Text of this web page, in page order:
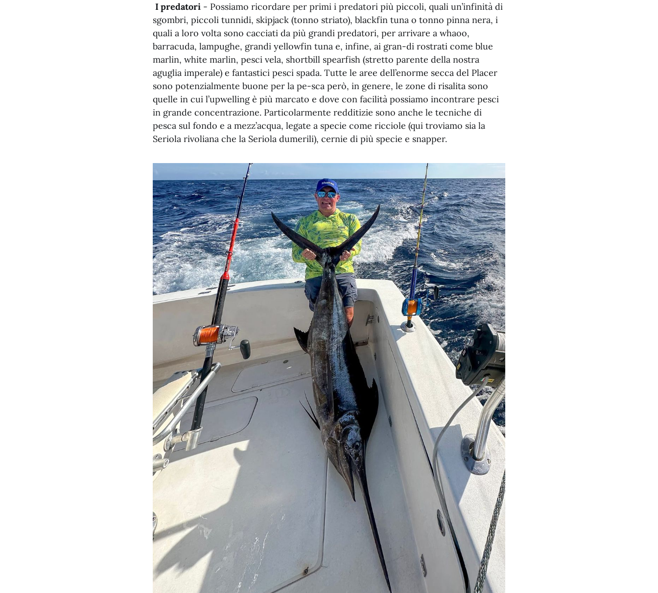
I predatori - Possiamo ricordare per primi i predatori più piccoli, quali un’infinità di
sgombri, piccoli tunnidi, skipjack (tonno striato), blackfin tuna o tonno pinna nera, i
quali a loro volta sono cacciati da più grandi predatori, per arrivare a whaoo,
barracuda, lampughe, grandi yellowfin tuna e, infine, ai gran-di rostrati come blue
marlin, white marlin, pesci vela, shortbill spearfish (stretto parente della nostra
aguglia imperale) e fantastici pesci spada. Tutte le aree dell’enorme secca del Placer
sono potenzialmente buone per la pe-sca però, in genere, le zone di risalita sono
quelle in cui l’upwelling è più marcato e dove con facilità possiamo incontrare pesci
in grande concentrazione. Particolarmente redditizie sono anche le tecniche di
pesca sul fondo e a mezz’acqua, legate a specie come ricciole (qui troviamo sia la
Seriola rivoliana che la Seriola dumerili), cernie di più specie e snapper.